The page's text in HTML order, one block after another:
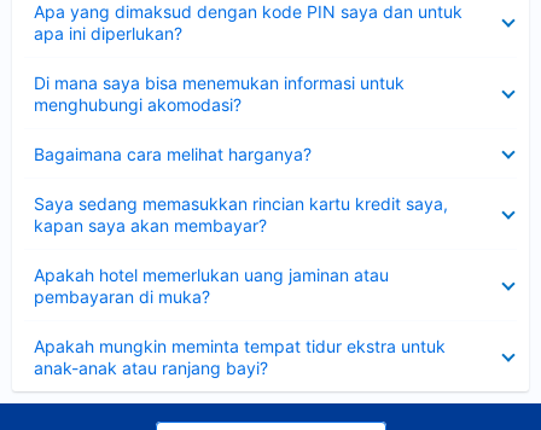
Apa yang dimaksud dengan kode PIN saya dan untuk
apa ini diperlukan?
Di mana saya bisa menemukan informasi untuk
menghubungi akomodasi?
Bagaimana cara melihat harganya?
Saya sedang memasukkan rincian kartu kredit saya,
kapan saya akan membayar?
Apakah hotel memerlukan uang jaminan atau
pembayaran di muka?
Apakah mungkin meminta tempat tidur ekstra untuk
anak-anak atau ranjang bayi?